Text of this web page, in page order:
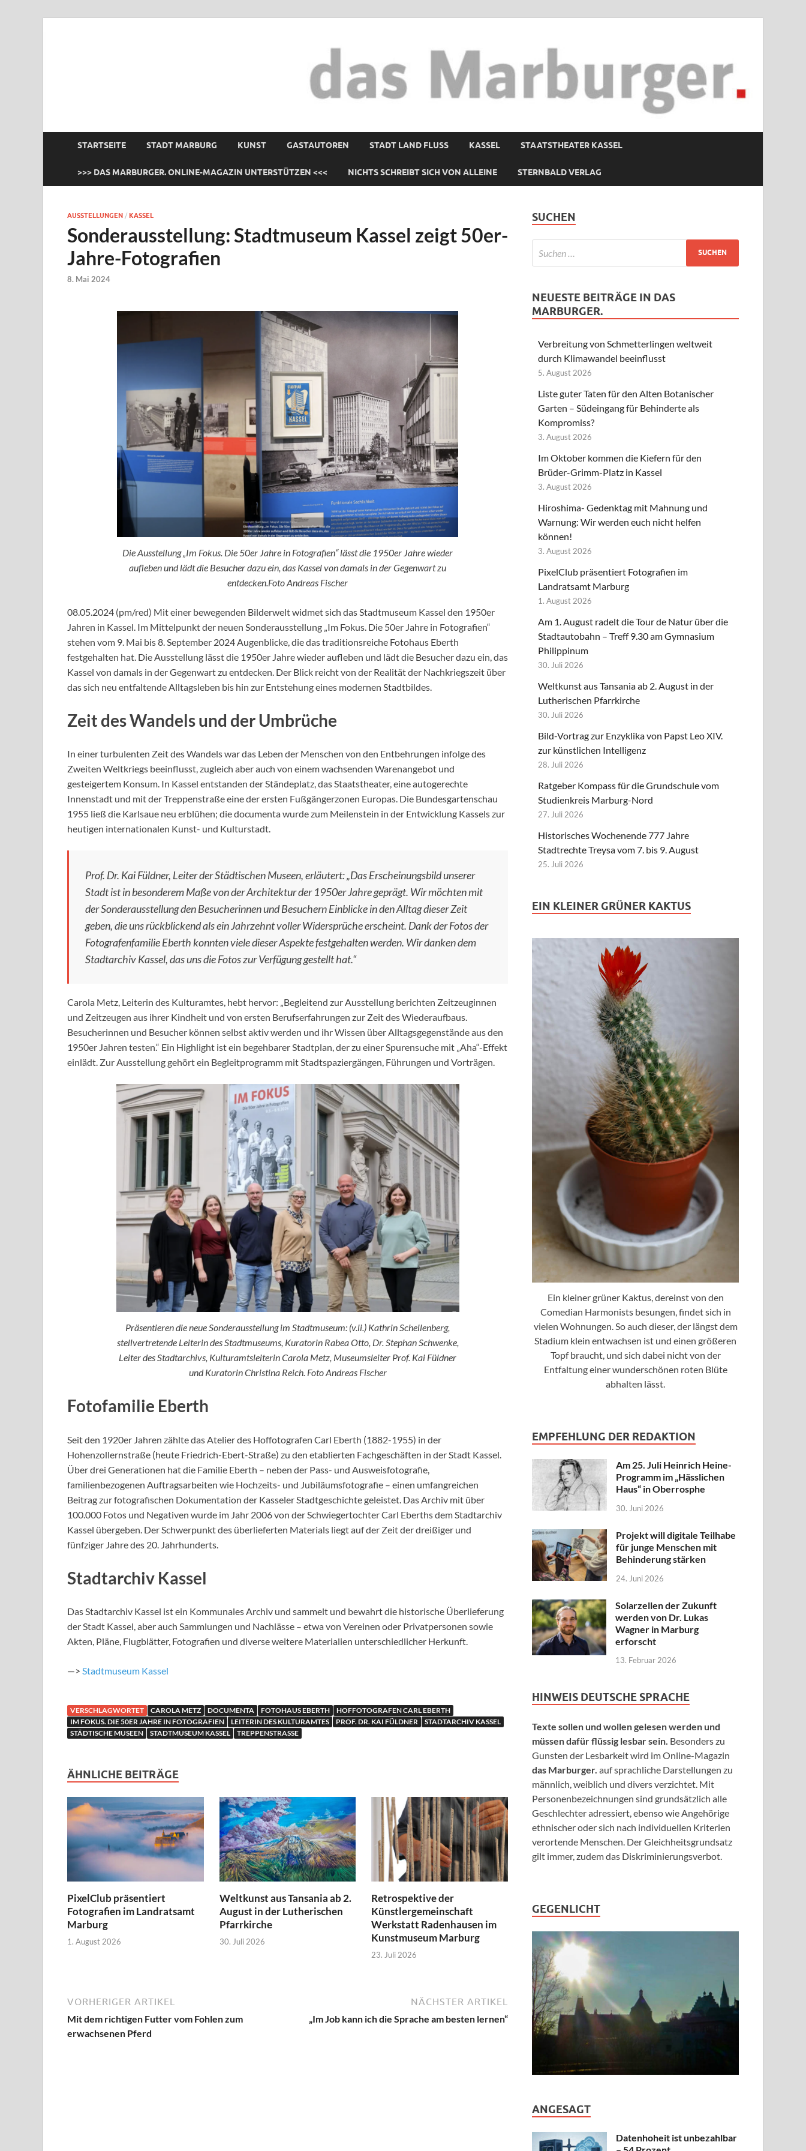
STARTSEITE STADT MARBURG KUNST GASTAUTOREN STADT LAND FLUSS KASSEL STAATSTHEATER KASSEL
>>> DAS MARBURGER. ONLINE-MAGAZIN UNTERSTÜTZEN <<< NICHTS SCHREIBT SICH VON ALLEINE STERNBALD VERLAG
AUSSTELLUNGEN / KASSEL
Sonderausstellung: Stadtmuseum Kassel zeigt 50er-
Jahre-Fotografien
8. Mai 2024
Die Ausstellung „Im Fokus. Die 50er Jahre in Fotografien“ lässt die 1950er Jahre wieder
aufleben und lädt die Besucher dazu ein, das Kassel von damals in der Gegenwart zu
entdecken.Foto Andreas Fischer
08.05.2024 (pm/red) Mit einer bewegenden Bilderwelt widmet sich das Stadtmuseum Kassel den 1950er
Jahren in Kassel. Im Mittelpunkt der neuen Sonderausstellung „Im Fokus. Die 50er Jahre in Fotografien“
stehen vom 9. Mai bis 8. September 2024 Augenblicke, die das traditionsreiche Fotohaus Eberth
festgehalten hat. Die Ausstellung lässt die 1950er Jahre wieder aufleben und lädt die Besucher dazu ein, das
Kassel von damals in der Gegenwart zu entdecken. Der Blick reicht von der Realität der Nachkriegszeit über
das sich neu entfaltende Alltagsleben bis hin zur Entstehung eines modernen Stadtbildes.
Zeit des Wandels und der Umbrüche
In einer turbulenten Zeit des Wandels war das Leben der Menschen von den Entbehrungen infolge des
Zweiten Weltkriegs beeinflusst, zugleich aber auch von einem wachsenden Warenangebot und
gesteigertem Konsum. In Kassel entstanden der Ständeplatz, das Staatstheater, eine autogerechte
Innenstadt und mit der Treppenstraße eine der ersten Fußgängerzonen Europas. Die Bundesgartenschau
1955 ließ die Karlsaue neu erblühen; die documenta wurde zum Meilenstein in der Entwicklung Kassels zur
heutigen internationalen Kunst- und Kulturstadt.
Prof. Dr. Kai Füldner, Leiter der Städtischen Museen, erläutert: „Das Erscheinungsbild unserer
Stadt ist in besonderem Maße von der Architektur der 1950er Jahre geprägt. Wir möchten mit
der Sonderausstellung den Besucherinnen und Besuchern Einblicke in den Alltag dieser Zeit
geben, die uns rückblickend als ein Jahrzehnt voller Widersprüche erscheint. Dank der Fotos der
Fotografenfamilie Eberth konnten viele dieser Aspekte festgehalten werden. Wir danken dem
Stadtarchiv Kassel, das uns die Fotos zur Verfügung gestellt hat.“
Carola Metz, Leiterin des Kulturamtes, hebt hervor: „Begleitend zur Ausstellung berichten Zeitzeuginnen
und Zeitzeugen aus ihrer Kindheit und von ersten Berufserfahrungen zur Zeit des Wiederaufbaus.
Besucherinnen und Besucher können selbst aktiv werden und ihr Wissen über Alltagsgegenstände aus den
1950er Jahren testen.“ Ein Highlight ist ein begehbarer Stadtplan, der zu einer Spurensuche mit „Aha“-Effekt
einlädt. Zur Ausstellung gehört ein Begleitprogramm mit Stadtspaziergängen, Führungen und Vorträgen.
Präsentieren die neue Sonderausstellung im Stadtmuseum: (v.li.) Kathrin Schellenberg,
stellvertretende Leiterin des Stadtmuseums, Kuratorin Rabea Otto, Dr. Stephan Schwenke,
Leiter des Stadtarchivs, Kulturamtsleiterin Carola Metz, Museumsleiter Prof. Kai Füldner
und Kuratorin Christina Reich. Foto Andreas Fischer
Fotofamilie Eberth
Seit den 1920er Jahren zählte das Atelier des Hoffotografen Carl Eberth (1882-1955) in der
Hohenzollernstraße (heute Friedrich-Ebert-Straße) zu den etablierten Fachgeschäften in der Stadt Kassel.
Über drei Generationen hat die Familie Eberth – neben der Pass- und Ausweisfotografie,
familienbezogenen Auftragsarbeiten wie Hochzeits- und Jubiläumsfotografie – einen umfangreichen
Beitrag zur fotografischen Dokumentation der Kasseler Stadtgeschichte geleistet. Das Archiv mit über
100.000 Fotos und Negativen wurde im Jahr 2006 von der Schwiegertochter Carl Eberths dem Stadtarchiv
Kassel übergeben. Der Schwerpunkt des überlieferten Materials liegt auf der Zeit der dreißiger und
fünfziger Jahre des 20. Jahrhunderts.
Stadtarchiv Kassel
Das Stadtarchiv Kassel ist ein Kommunales Archiv und sammelt und bewahrt die historische Überlieferung
der Stadt Kassel, aber auch Sammlungen und Nachlässe – etwa von Vereinen oder Privatpersonen sowie
Akten, Pläne, Flugblätter, Fotografien und diverse weitere Materialien unterschiedlicher Herkunft.
—> Stadtmuseum Kassel
VERSCHLAGWORTET CAROLA METZ DOCUMENTA FOTOHAUS EBERTH
HOFFOTOGRAFEN CARL EBERTH
IM FOKUS. DIE 50ER JAHRE IN FOTOGRAFIEN
LEITERIN DES KULTURAMTES PROF. DR. KAI FÜLDNER
STADTARCHIV KASSEL
STÄDTISCHE MUSEEN
STADTMUSEUM KASSEL TREPPENSTRASSE
ÄHNLICHE BEITRÄGE
PixelClub präsentiert
Fotografien im Landratsamt
Marburg
1. August 2026
Weltkunst aus Tansania ab 2.
August in der Lutherischen
Pfarrkirche
30. Juli 2026
Retrospektive der
Künstlergemeinschaft
Werkstatt Radenhausen im
Kunstmuseum Marburg
23. Juli 2026
VORHERIGER ARTIKEL
Mit dem richtigen Futter vom Fohlen zum
erwachsenen Pferd
NÄCHSTER ARTIKEL
„Im Job kann ich die Sprache am besten lernen“
SUCHEN
NEUESTE BEITRÄGE IN DAS
MARBURGER.
Verbreitung von Schmetterlingen weltweit
durch Klimawandel beeinflusst
5. August 2026
Liste guter Taten für den Alten Botanischer
Garten – Südeingang für Behinderte als
Kompromiss?
3. August 2026
Im Oktober kommen die Kiefern für den
Brüder-Grimm-Platz in Kassel
3. August 2026
Hiroshima- Gedenktag mit Mahnung und
Warnung: Wir werden euch nicht helfen
können!
3. August 2026
PixelClub präsentiert Fotografien im
Landratsamt Marburg
1. August 2026
Am 1. August radelt die Tour de Natur über die
Stadtautobahn – Treff 9.30 am Gymnasium
Philippinum
30. Juli 2026
Weltkunst aus Tansania ab 2. August in der
Lutherischen Pfarrkirche
30. Juli 2026
Bild-Vortrag zur Enzyklika von Papst Leo XIV.
zur künstlichen Intelligenz
28. Juli 2026
Ratgeber Kompass für die Grundschule vom
Studienkreis Marburg-Nord
27. Juli 2026
Historisches Wochenende 777 Jahre
Stadtrechte Treysa vom 7. bis 9. August
25. Juli 2026
EIN KLEINER GRÜNER KAKTUS
Ein kleiner grüner Kaktus, dereinst von den
Comedian Harmonists besungen, findet sich in
vielen Wohnungen. So auch dieser, der längst dem
Stadium klein entwachsen ist und einen größeren
Topf braucht, und sich dabei nicht von der
Entfaltung einer wunderschönen roten Blüte
abhalten lässt.
EMPFEHLUNG DER REDAKTION
Am 25. Juli Heinrich Heine-
Programm im „Hässlichen
Haus“ in Oberrosphe
30. Juni 2026
Projekt will digitale Teilhabe
für junge Menschen mit
Behinderung stärken
24. Juni 2026
Solarzellen der Zukunft
werden von Dr. Lukas
Wagner in Marburg
erforscht
13. Februar 2026
HINWEIS DEUTSCHE SPRACHE
Texte sollen und wollen gelesen werden und
müssen dafür flüssig lesbar sein. Besonders zu
Gunsten der Lesbarkeit wird im Online-Magazin
das Marburger. auf sprachliche Darstellungen zu
männlich, weiblich und divers verzichtet. Mit
Personenbezeichnungen sind grundsätzlich alle
Geschlechter adressiert, ebenso wie Angehörige
ethnischer oder sich nach individuellen Kriterien
verortende Menschen. Der Gleichheitsgrundsatz
gilt immer, zudem das Diskriminierungsverbot.
GEGENLICHT
ANGESAGT
Datenhoheit ist unbezahlbar